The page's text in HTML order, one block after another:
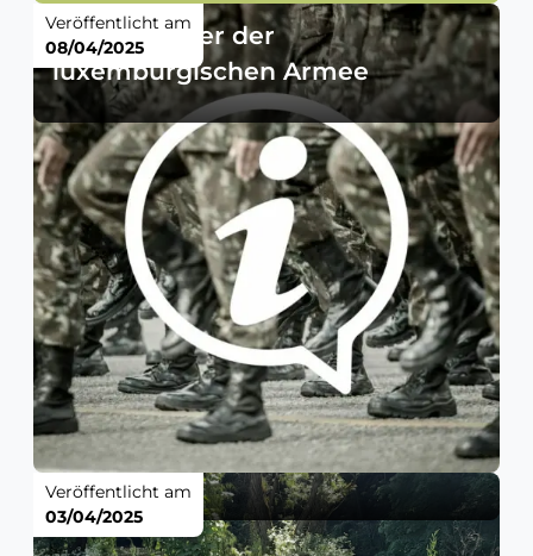
Test-Manöver der
luxemburgischen Armee
Veröffentlicht am
08/04/2025
Veröffentlicht am
03/04/2025